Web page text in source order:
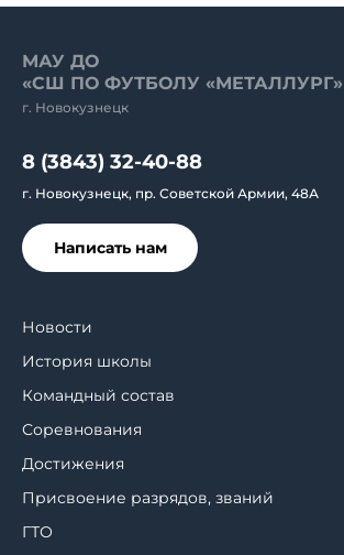
МАУ ДО
«СШ ПО ФУТБОЛУ «МЕТАЛЛУРГ»
г. Новокузнецк
8 (3843) 32-40-88
г. Новокузнецк, пр. Советской Армии, 48А
Написать нам
Новости
История школы
Командный состав
Соревнования
Достижения
Присвоение разрядов, званий
ГТО